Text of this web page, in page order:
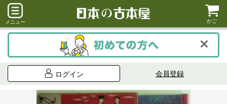
メニュー かご
ログイン 会員登録